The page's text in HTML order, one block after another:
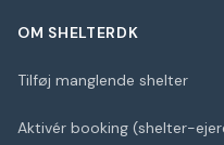
OM SHELTERDK
Tilføj manglende shelter
Aktivér booking (shelter-